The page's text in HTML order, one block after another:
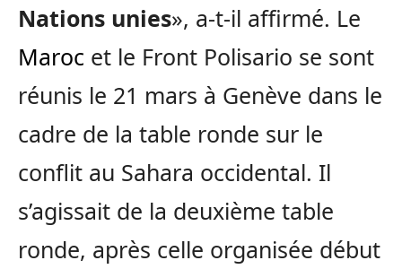
Nations unies», a-t-il affirmé. Le
Maroc et le Front Polisario se sont
réunis le 21 mars à Genève dans le
cadre de la table ronde sur le
conflit au Sahara occidental. Il
s’agissait de la deuxième table
ronde, après celle organisée début